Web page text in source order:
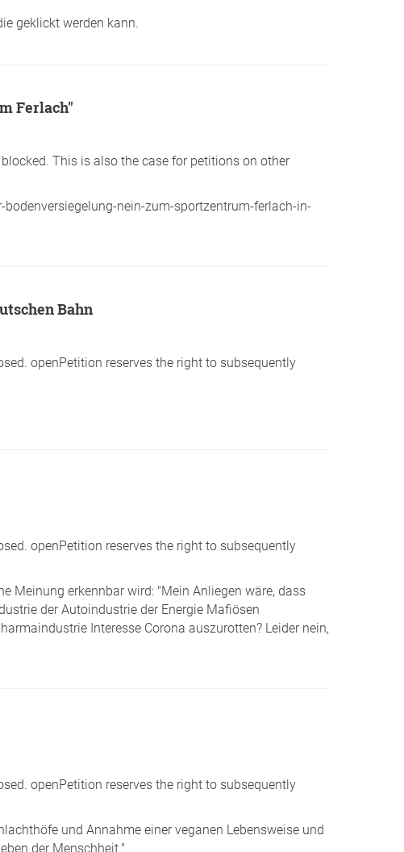
geklickt werden kann.
Ferlach"
This is also the case for petitions on other
nein-zum-sportzentrum-ferlach-in-
Bahn
openPetition reserves the right to subsequently
openPetition reserves the right to subsequently
Meinung erkennbar wird: "Mein Anliegen wäre, dass
der Autoindustrie der Energie Mafiösen
Interesse Corona auszurotten? Leider nein,
openPetition reserves the right to subsequently
und Annahme einer veganen Lebensweise und
der Menschheit."